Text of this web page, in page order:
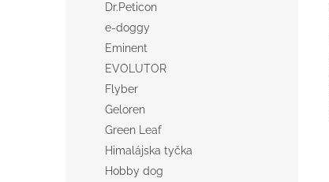
Dr.Peticon
e-doggy
Eminent
EVOLUTOR
Flyber
Geloren
Green Leaf
Himalájska tyčka
Hobby dog